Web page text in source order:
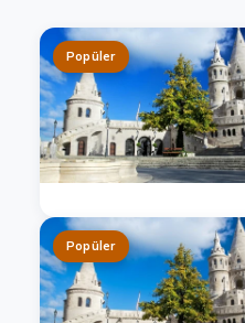
Popüler
Popüler